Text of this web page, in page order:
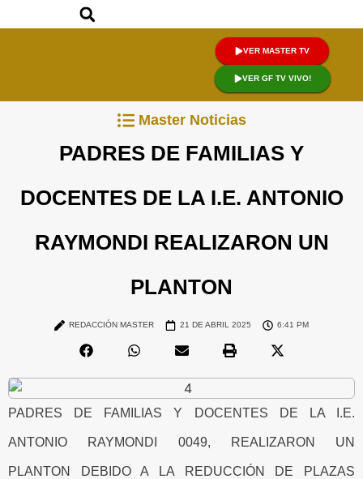
VER MASTER TV
VER GF TV VIVO!
Master Noticias
PADRES DE FAMILIAS Y
DOCENTES DE LA I.E. ANTONIO
RAYMONDI REALIZARON UN
PLANTON
REDACCIÓN MASTER 21 DE ABRIL 2025 6:41 PM
PADRES DE FAMILIAS Y DOCENTES DE LA I.E.
ANTONIO RAYMONDI 0049, REALIZARON UN
PLANTON DEBIDO A LA REDUCCIÓN DE PLAZAS